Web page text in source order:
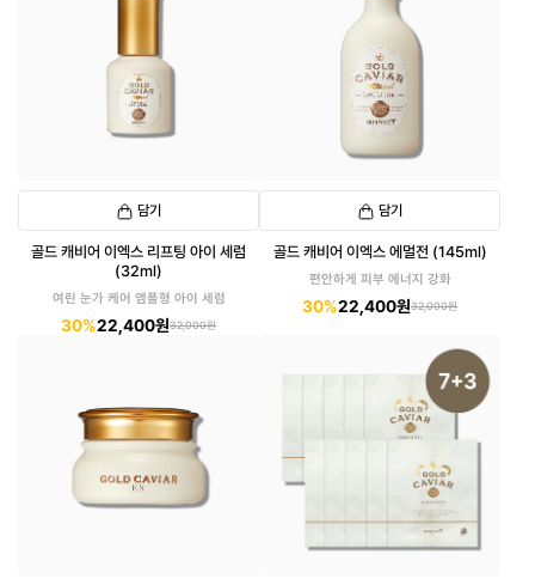
담기
골드 캐비어 이엑스 리프팅 아이 세럼
(32ml)
여린 눈가 케어 앰플형 아이 세럼
30%22,400원32,000원
담기
골드 캐비어 이엑스 에멀전 (145ml)
편안하게 피부 에너지 강화
30%22,400원32,000원